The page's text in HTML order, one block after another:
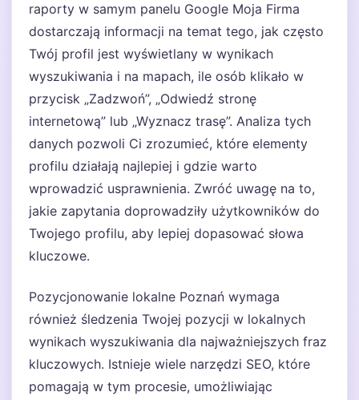
raporty w samym panelu Google Moja Firma
dostarczają informacji na temat tego, jak często
Twój profil jest wyświetlany w wynikach
wyszukiwania i na mapach, ile osób klikało w
przycisk „Zadzwoń”, „Odwiedź stronę
internetową” lub „Wyznacz trasę”. Analiza tych
danych pozwoli Ci zrozumieć, które elementy
profilu działają najlepiej i gdzie warto
wprowadzić usprawnienia. Zwróć uwagę na to,
jakie zapytania doprowadziły użytkowników do
Twojego profilu, aby lepiej dopasować słowa
kluczowe.
Pozycjonowanie lokalne Poznań wymaga
również śledzenia Twojej pozycji w lokalnych
wynikach wyszukiwania dla najważniejszych fraz
kluczowych. Istnieje wiele narzędzi SEO, które
pomagają w tym procesie, umożliwiając